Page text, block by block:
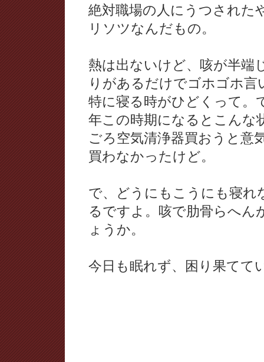
絶対職場の人にうつされた
リソツなんだもの。
熱は出ないけど、咳が半端
りがあるだけでゴホゴホ言
特に寝る時がひどくって。
年この時期になるとこんな
ごろ空気清浄器買おうと意
買わなかったけど。
で、どうにもこうにも寝れ
るですよ。咳で肋骨らへん
ょうか。
今日も眠れず、困り果てて